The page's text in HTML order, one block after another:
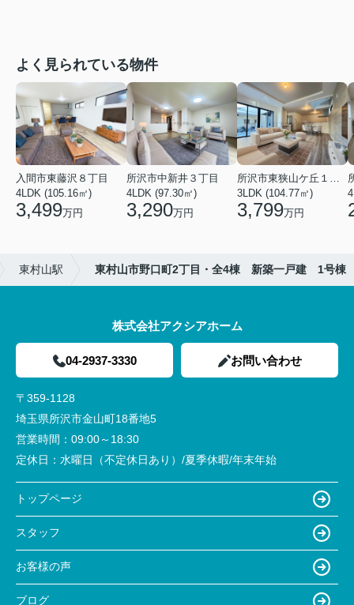
よく見られている物件
入間市東藤沢８丁目
4LDK (105.16㎡)
3,499万円
所沢市中新井３丁目
4LDK (97.30㎡)
3,290万円
3LDK (104.77㎡)
3,799万円
東村山駅 東村山市野口町2丁目・全4棟 新築一戸建 1号棟
株式会社アクシアホーム
04-2937-3330 お問い合わせ
〒359-1128
埼玉県所沢市金山町18番地5
営業時間： 09:00～18:30
定休日： 水曜日（不定休日あり）/夏季休暇/年末年始
トップページ
スタッフ
お客様の声
ブログ